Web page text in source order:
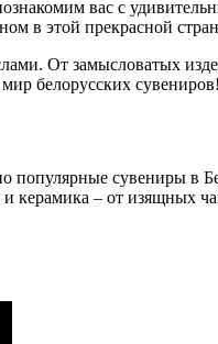
вас с
в этой прекрасной
От замысловатых
белорусских сувениров!
сувениры в
– от изящных